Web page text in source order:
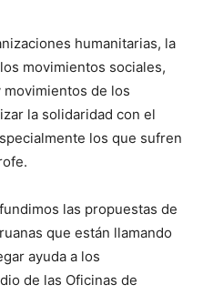
humanitarias, la
movimientos sociales,
movimientos de los
la solidaridad con el
los que sufren
las propuestas de
que están llamando
ayuda a los
de las Oficinas de